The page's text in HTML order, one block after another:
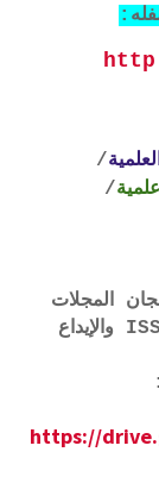
/
/
المجلات
واعتماداتها والرقم الدولي المعياري ISSN والإيداع
https://